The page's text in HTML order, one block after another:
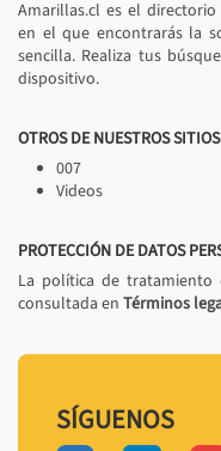
Amarillas.cl es el
en el que encontrarás la
sencilla. Realiza tus
dispositivo.
OTROS DE NUESTROS SITIOS
007
Videos
PROTECCIÓN DE DATOS
La política de tratamiento
consultada en Términos
SÍGUENOS